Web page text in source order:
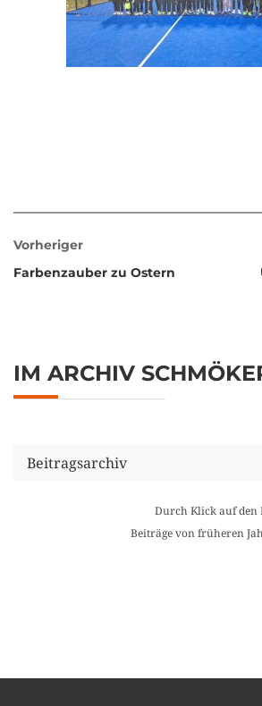
Vorheriger
Farbenzauber zu Ostern
IM ARCHIV
Beitragsarchiv
Durch Klick auf den
Beiträge von früheren